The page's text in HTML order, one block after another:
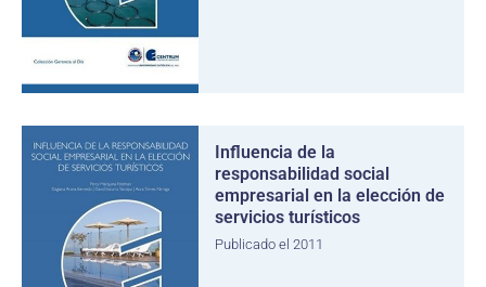
Influencia de la
responsabilidad social
empresarial en la elección de
servicios turísticos
Publicado el 2011